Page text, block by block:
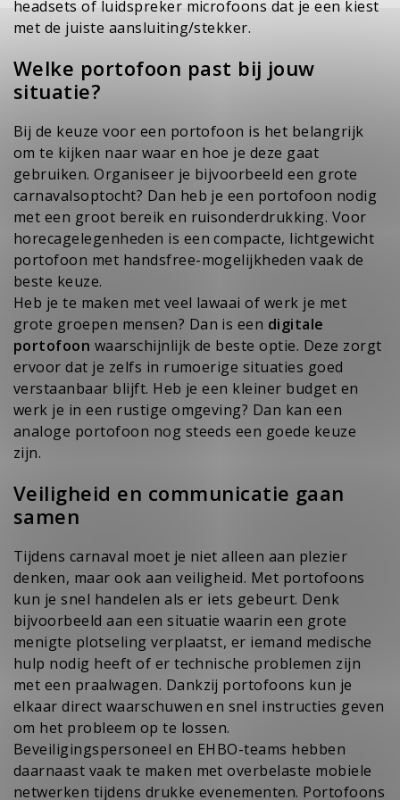
headsets of luidspreker microfoons dat je een kiest
met de juiste aansluiting/stekker.
Welke portofoon past bij jouw
situatie?
Bij de keuze voor een portofoon is het belangrijk
om te kijken naar waar en hoe je deze gaat
gebruiken. Organiseer je bijvoorbeeld een grote
carnavalsoptocht? Dan heb je een portofoon nodig
met een groot bereik en ruisonderdrukking. Voor
horecagelegenheden is een compacte, lichtgewicht
portofoon met handsfree-mogelijkheden vaak de
beste keuze.
Heb je te maken met veel lawaai of werk je met
grote groepen mensen? Dan is een digitale
portofoon waarschijnlijk de beste optie. Deze zorgt
ervoor dat je zelfs in rumoerige situaties goed
verstaanbaar blijft. Heb je een kleiner budget en
werk je in een rustige omgeving? Dan kan een
analoge portofoon nog steeds een goede keuze
zijn.
Veiligheid en communicatie gaan
samen
Tijdens carnaval moet je niet alleen aan plezier
denken, maar ook aan veiligheid. Met portofoons
kun je snel handelen als er iets gebeurt. Denk
bijvoorbeeld aan een situatie waarin een grote
menigte plotseling verplaatst, er iemand medische
hulp nodig heeft of er technische problemen zijn
met een praalwagen. Dankzij portofoons kun je
elkaar direct waarschuwen en snel instructies geven
om het probleem op te lossen.
Beveiligingspersoneel en EHBO-teams hebben
daarnaast vaak te maken met overbelaste mobiele
netwerken tijdens drukke evenementen. Portofoons